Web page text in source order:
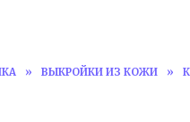
» ВЫКРОЙКИ ИЗ КОЖИ »